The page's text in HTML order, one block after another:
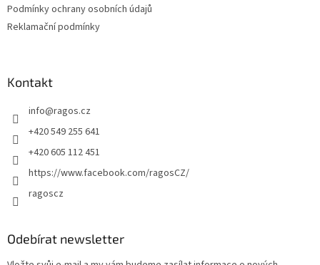
Podmínky ochrany osobních údajů
Reklamační podmínky
Kontakt
info@ragos.cz
+420 549 255 641
+420 605 112 451
https://www.facebook.com/ragosCZ/
ragoscz
Odebírat newsletter